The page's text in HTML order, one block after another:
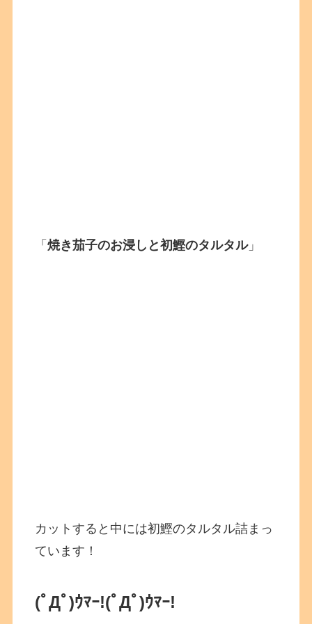
「焼き茄子のお浸しと初鰹のタルタル」
カットすると中には初鰹のタルタル詰まっ
ています！
(ﾟДﾟ)ｳﾏｰ!(ﾟДﾟ)ｳﾏｰ!